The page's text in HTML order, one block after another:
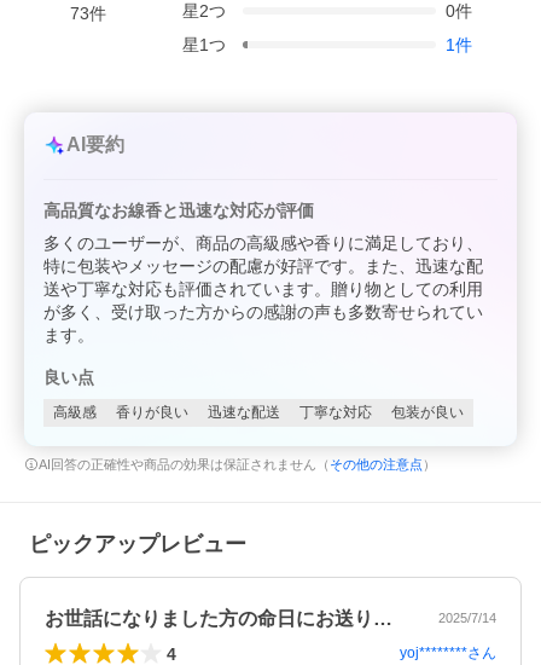
73件
星2つ 0件
星1つ 1件
AI要約
高品質なお線香と迅速な対応が評価
多くのユーザーが、商品の高級感や香りに満足しており、
特に包装やメッセージの配慮が好評です。また、迅速な配
送や丁寧な対応も評価されています。贈り物としての利用
が多く、受け取った方からの感謝の声も多数寄せられてい
ます。
良い点
高級感 香りが良い 迅速な配送 丁寧な対応 包装が良い
AI回答の正確性や商品の効果は保証されません（ その他の注意点 ）
ピックアップレビュー
お世話になりました方の命日にお送りさせ… 2025/7/14
4 yoj********さん